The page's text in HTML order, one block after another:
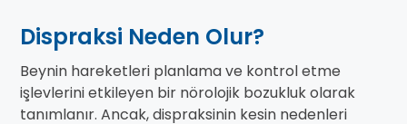
Dispraksi Neden Olur?
Beynin hareketleri planlama ve kontrol etme
işlevlerini etkileyen bir nörolojik bozukluk olarak
tanımlanır. Ancak, dispraksinin kesin nedenleri